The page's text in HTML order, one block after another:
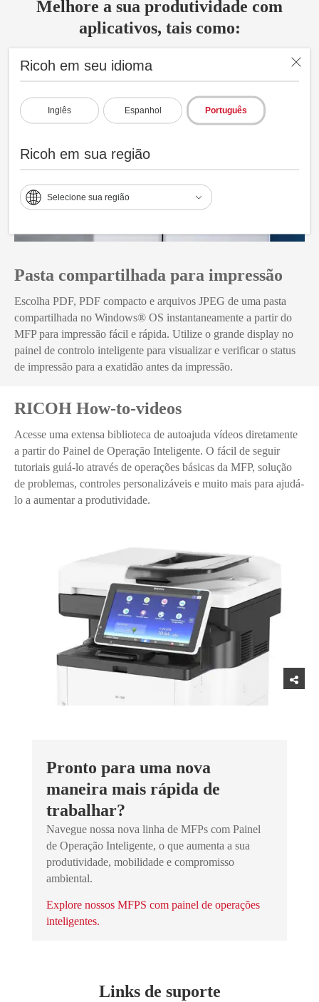
Ricoh em seu idioma
Inglês Espanhol Português
Ricoh em sua região
Selecione sua região
Melhore a sua produtividade com
aplicativos, tais como:
Pasta compartilhada para impressão
Escolha PDF, PDF compacto e arquivos JPEG de uma pasta
compartilhada no Windows® OS instantaneamente a partir do
MFP para impressão fácil e rápida. Utilize o grande display no
painel de controlo inteligente para visualizar e verificar o status
de impressão para a exatidão antes da impressão.
RICOH How-to-videos
Acesse uma extensa biblioteca de autoajuda vídeos diretamente
a partir do Painel de Operação Inteligente. O fácil de seguir
tutoriais guiá-lo através de operações básicas da MFP, solução
de problemas, controles personalizáveis e muito mais para ajudá-
lo a aumentar a produtividade.
Pronto para uma nova
maneira mais rápida de
trabalhar?
Navegue nossa nova linha de MFPs com Painel
de Operação Inteligente, o que aumenta a sua
produtividade, mobilidade e compromisso
ambiental.
Explore nossos MFPS com painel de operações
inteligentes.
Links de suporte